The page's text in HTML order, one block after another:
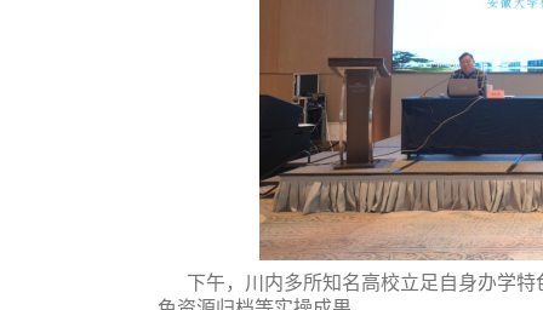
下午，川内多所知名高校立足自身办学